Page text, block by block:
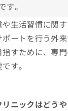
す。
生活習慣に関
ートを行う外来
すために、専
す。
ニックはどう